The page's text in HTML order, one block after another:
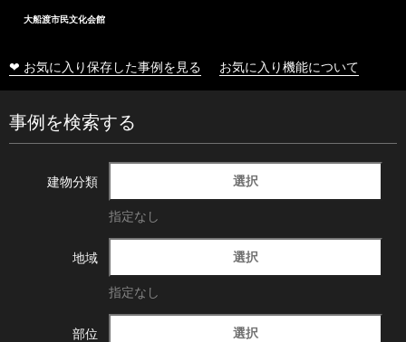
大船渡市民文化会館
❤ お気に入り保存した事例を見る お気に入り機能について
事例を検索する
建物分類 選択
指定なし
地域 選択
指定なし
部位 選択